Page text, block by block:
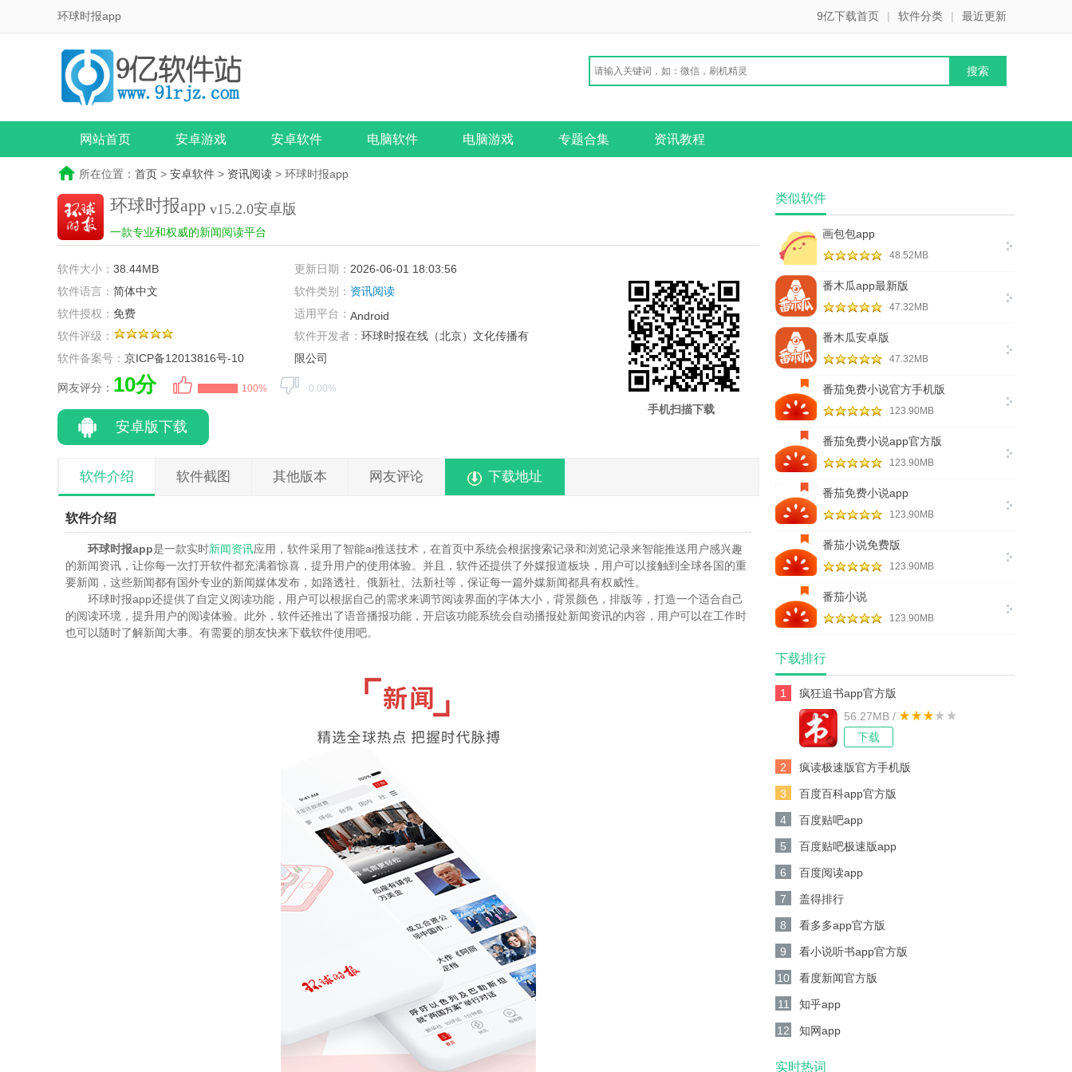
环球时报app 9亿下载首页 | 软件分类 | 最近更新
网站首页 安卓游戏 安卓软件 电脑软件 电脑游戏 专题合集 资讯教程
所在位置： 首页 > 安卓软件 > 资讯阅读 > 环球时报app
环球时报app v15.2.0安卓版
一款专业和权威的新闻阅读平台
软件大小： 38.44MB 更新日期： 2026-06-01 18:03:56
软件语言： 简体中文 软件类别： 资讯阅读
软件授权： 免费 适用平台： Android
软件评级：
软件开发者： 环球时报在线（北京）文化传播有
限公司
软件备案号： 京ICP备12013816号-10
网友评分： 10分 100% 0.00%
安卓版下载
手机扫描下载
软件介绍 软件截图 其他版本 网友评论 下载地址
软件介绍
环球时报app是一款实时新闻资讯应用，软件采用了智能ai推送技术，在首页中系统会根据搜索记录和浏览记录来智能推送用户感兴趣
的新闻资讯，让你每一次打开软件都充满着惊喜，提升用户的使用体验。并且，软件还提供了外媒报道板块，用户可以接触到全球各国的重
要新闻，这些新闻都有国外专业的新闻媒体发布，如路透社、俄新社、法新社等，保证每一篇外媒新闻都具有权威性。
环球时报app还提供了自定义阅读功能，用户可以根据自己的需求来调节阅读界面的字体大小，背景颜色，排版等，打造一个适合自己
的阅读环境，提升用户的阅读体验。此外，软件还推出了语音播报功能，开启该功能系统会自动播报处新闻资讯的内容，用户可以在工作时
也可以随时了解新闻大事。有需要的朋友快来下载软件使用吧。
类似软件
画包包app
48.52MB
番木瓜app最新版
47.32MB
番木瓜安卓版
47.32MB
番茄免费小说官方手机版
123.90MB
番茄免费小说app官方版
123.90MB
番茄免费小说app
123.90MB
番茄小说免费版
123.90MB
番茄小说
123.90MB
下载排行
1
疯狂追书app官方版
56.27MB /
下载
2 疯读极速版官方手机版
3 百度百科app官方版
4 百度贴吧app
5 百度贴吧极速版app
6 百度阅读app
7 盖得排行
8 看多多app官方版
9 看小说听书app官方版
10 看度新闻官方版
11 知乎app
12 知网app
实时热词